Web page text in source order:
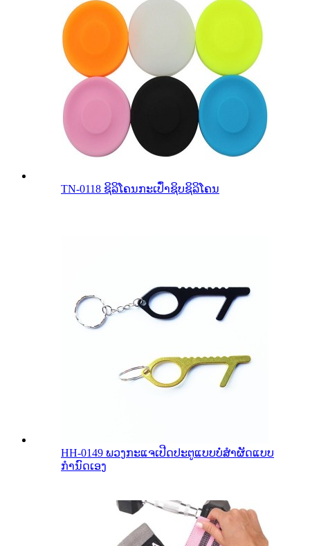
TN-0118 ຊິລິໂຄນກະເປົ໋າຊິບຊິລິໂຄນ
HH-0149 ພວງກະແຈເປີດປະຕູແບບບໍ່ສຳຜັດແບບ
ກຳນົດເອງ